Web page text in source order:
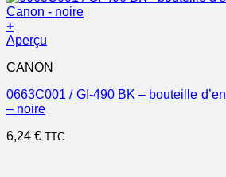
+
Aperçu
CANON
0663C001 / GI-490 BK – bouteille
– noire
6,24 € TTC